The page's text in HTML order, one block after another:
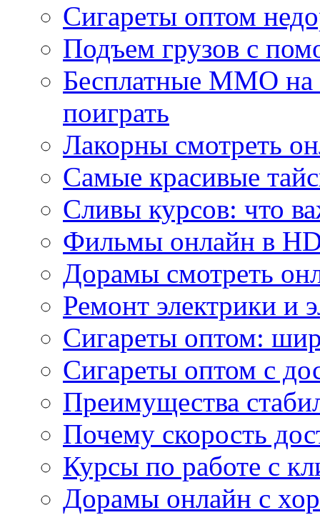
Сигареты оптом
Подъем грузов с
Бесплатные MMO
поиграть
Лакорны смотреть
Самые красивые
Сливы курсов: что
Фильмы онлайн в
Дорамы смотреть
Ремонт электрики и
Сигареты оптом:
Сигареты оптом с
Преимущества
Почему скорость
Курсы по работе с
Дорамы онлайн с